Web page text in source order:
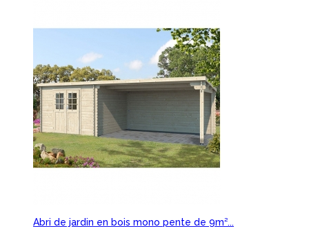
Abri de jardin en bois mono pente de 9m²...